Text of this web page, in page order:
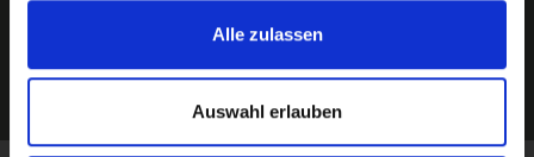
Alle zulassen
Auswahl erlauben